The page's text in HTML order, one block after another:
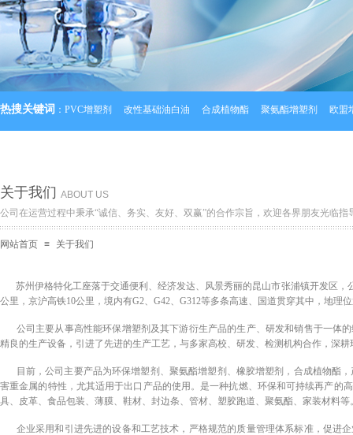
热搜关键词 ： PVC增塑剂 改性基础油白油 合成植物酯 聚氨酯增塑剂 欧盟
关于我们 ABOUT US
公司在运营过程中秉承“诚信、务实、友好、双赢”的合作宗旨，欢迎各界朋友光临指
网站首页 ≡ 关于我们
苏州伊格特化工座落于交通便利、经济发达、风景秀丽的昆山市张浦镇开发区
公里，京沪高铁10公里，境内有G2、G42、G312等多条高速、国道贯穿其中，地理
公司主要从事高性能环保增塑剂及其下游衍生产品的生产、研发和销售于一体
精良的生产设备，引进了先进的生产工艺，与多家高校、研发、检测机构合作，深
目前，公司主要产品为环保增塑剂、聚氨酯增塑剂、橡胶增塑剂，合成植物酯
害重金属的特性，尤其适用于出口产品的使用。是一种抗燃、环保和可持续再产的
具、皮革、食品包装、薄膜、鞋材、封边条、管材、塑胶跑道、聚氨酯、家装材料等
企业采用和引进先进的设备和工艺技术，严格规范的质量管理体系标准，促进